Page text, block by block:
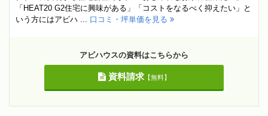
「HEAT20 G2住宅に興味がある」「コストをなるべく抑えたい」と
いう方にはアビハ ... 口コミ・坪単価を見る
アビハウスの資料はこちらから
資料請求【無料】